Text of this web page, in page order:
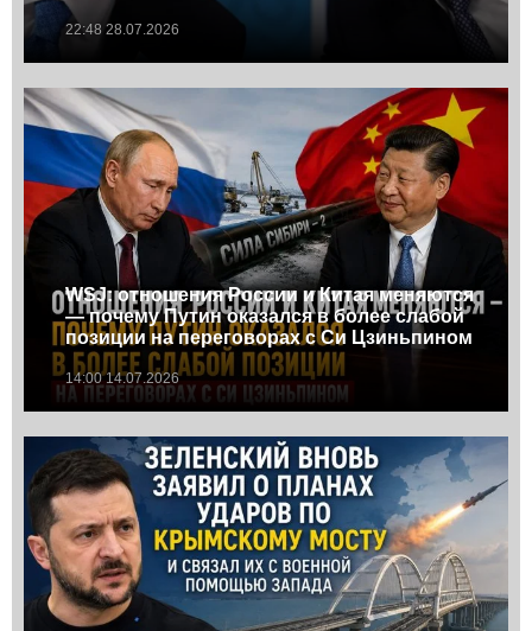
22:48 28.07.2026
WSJ: отношения России и Китая меняются
— почему Путин оказался в более слабой
позиции на переговорах с Си Цзиньпином
14:00 14.07.2026